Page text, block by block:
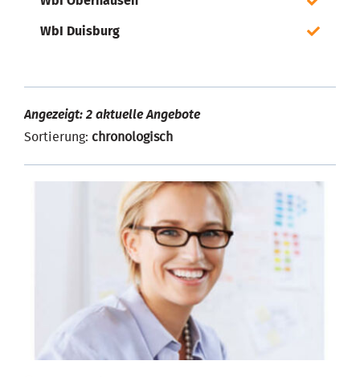
WbI Duisburg
Angezeigt: 2 aktuelle Angebote
Sortierung: chronologisch